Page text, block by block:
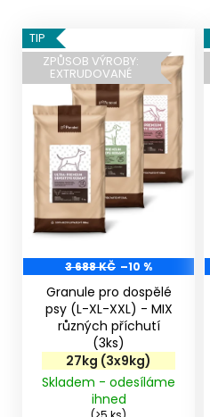
V
ý
p
k
TIP
ZPŮSOB VÝROBY:
EXTRUDOVANÉ
3 688 KČ –10 %
Granule pro dospělé
psy (L-XL-XXL) - MIX
různých příchutí
27kg (3x9kg)
Skladem - odesíláme
ihned